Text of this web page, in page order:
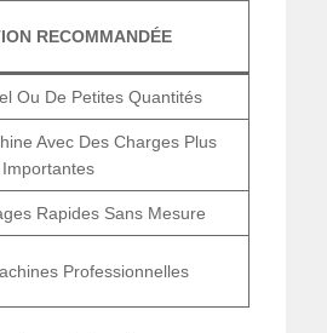
RECOMMANDÉE
Ou De Petites Quantités
Avec Des Charges Plus
Importantes
Rapides Sans Mesure
Professionnelles